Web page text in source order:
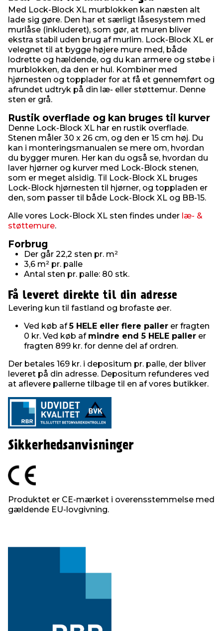
Med Lock-Block XL murblokken kan næsten alt
lade sig gøre. Den har et særligt låsesystem med
murlåse (inkluderet), som gør, at muren bliver
ekstra stabil uden brug af murlim. Lock-Block XL er
velegnet til at bygge højere mure med, både
lodrette og hældende, og du kan armere og støbe i
murblokken, da den er hul. Kombiner med
hjørnesten og topplader for at få et gennemført og
afrundet udtryk på din læ- eller støttemur. Denne
sten er grå.
Rustik overflade og kan bruges til kurver
Denne Lock-Block XL har en rustik overflade.
Stenen måler 30 x 26 cm, og den er 15 cm høj. Du
kan i monteringsmanualen se mere om, hvordan
du bygger muren. Her kan du også se, hvordan du
laver hjørner og kurver med Lock-Block stenen,
som er meget alsidig. Til Lock-Block XL bruges
Lock-Block hjørnesten til hjørner, og toppladen er
den, som passer til både Lock-Block XL og BB-15.
Alle vores Lock-Block XL sten findes under læ- &
støttemure.
Forbrug
Der går 22,2 sten pr. m²
3,6 m² pr. palle
Antal sten pr. palle: 80 stk.
Få leveret direkte til din adresse
Levering kun til fastland og brofaste øer.
Ved køb af5 HELE eller flere paller er fragten
0 kr. Ved køb af mindre end 5 HELE paller er
fragten 899 kr. for denne del af ordren.
Der betales 169 kr. i depositum pr. palle, der bliver
leveret på din adresse. Depositum refunderes ved
at aflevere pallerne tilbage til en af vores butikker.
Sikkerhedsanvisninger
Produktet er CE-mærket i overensstemmelse med
gældende EU-lovgivning.